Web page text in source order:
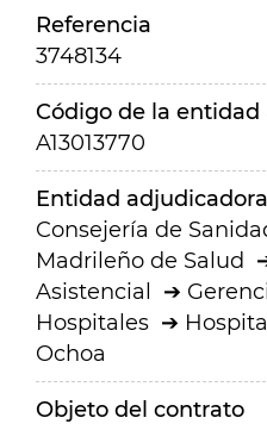
Referencia
3748134
Código de la entidad
A13013770
Entidad adjudicadora
Consejería de
Madrileño de Salud
Asistencial
Hospitales
Ochoa
Objeto del contrato